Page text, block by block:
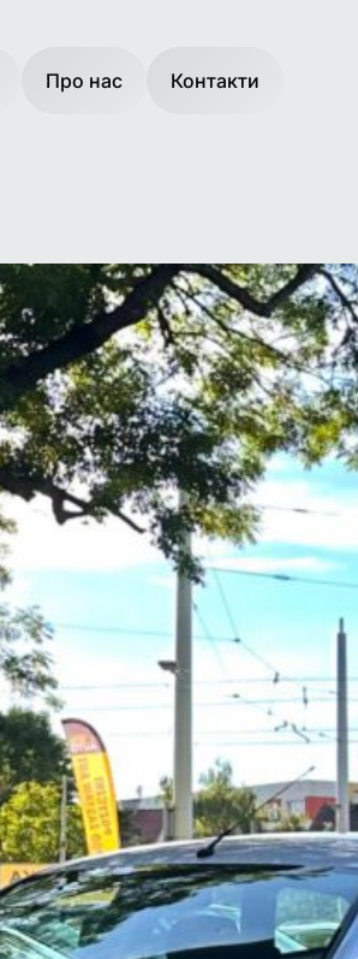
Про нас Контакти